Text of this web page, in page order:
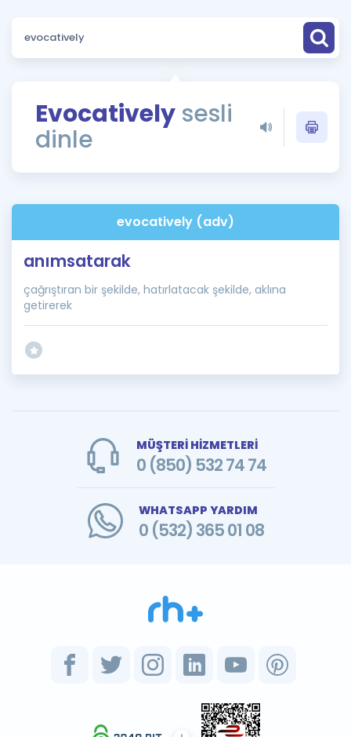
Puan Hesaplama
ÖSYM Sınav Takvimi
Kampanyalar
İngilizce Gramer
Evocatively sesli
dinle
evocatively (adv)
anımsatarak
çağrıştıran bir şekilde, hatırlatacak şekilde, aklına
getirerek
MÜŞTERİ HİZMETLERİ
0 (850) 532 74 74
WHATSAPP YARDIM
0 (532) 365 01 08